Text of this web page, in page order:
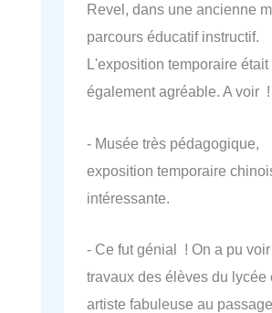
Revel, dans une ancienne
parcours éducatif instructif.
L'exposition temporaire était
également agréable. A voir !
- Musée très pédagogique,
exposition temporaire
intéressante.
- Ce fut génial ! On a pu
travaux des élèves du lycée
artiste fabuleuse au